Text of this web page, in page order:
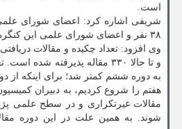
است.
شریفی اشاره کرد: اعضای شورای
۳۸ نفر و اعضای شورای علمی این کنگره حدود ۱۹۸ نفر است.
و تا حالا ۳۳۰ مقاله پذیرفته
به دوره ششم کمتر شد؛ برای اینکه از
هفتم را شروع کردیم، به دبیران
مقالات غیرتکراری و در سطح علمی
شوند. به همین علت در این دوره